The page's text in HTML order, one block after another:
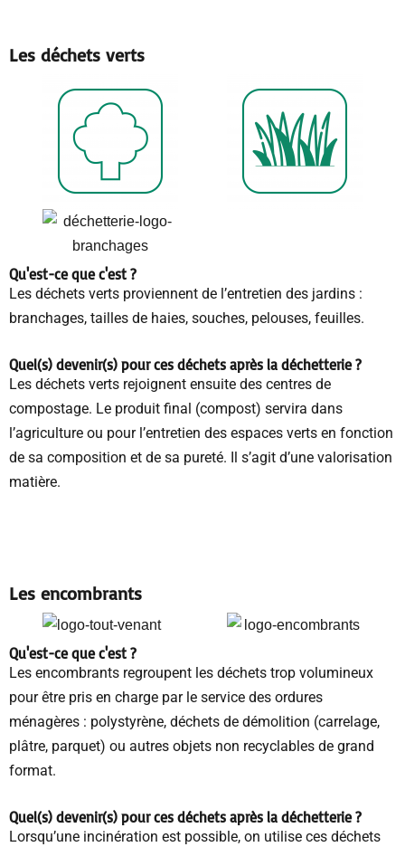
Les déchets verts
Qu'est-ce que c'est ?
Les déchets verts proviennent de l’entretien des jardins :
branchages, tailles de haies, souches, pelouses, feuilles.
Quel(s) devenir(s) pour ces déchets après la déchetterie ?
Les déchets verts rejoignent ensuite des centres de
compostage. Le produit final (compost) servira dans
l’agriculture ou pour l’entretien des espaces verts en fonction
de sa composition et de sa pureté. Il s’agit d’une valorisation
matière.
Les encombrants
Qu'est-ce que c'est ?
Les encombrants regroupent les déchets trop volumineux
pour être pris en charge par le service des ordures
ménagères : polystyrène, déchets de démolition (carrelage,
plâtre, parquet) ou autres objets non recyclables de grand
format.
Quel(s) devenir(s) pour ces déchets après la déchetterie?
Lorsqu’une incinération est possible, on utilise ces déchets